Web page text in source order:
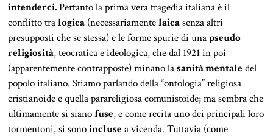
intenderci.Pertanto la prima vera tragedia italiana è il
conflitto tralogica (necessariamentelaicasenza altri
presupposti che se stessa) e le forme spurie di unapseudo
religiosità, teocratica e ideologica, che dal 1921 in poi
(apparentemente contrapposte) minano lasanità mentaledel
popolo italiano. Stiamo parlando della “ontologia” religiosa
cristianoide e quella parareligiosa comunistoide; ma sembra che
ultimamente si sianofuse, e come recita uno dei principali loro
tormentoni, si sonoinclusea vicenda. Tuttavia (come